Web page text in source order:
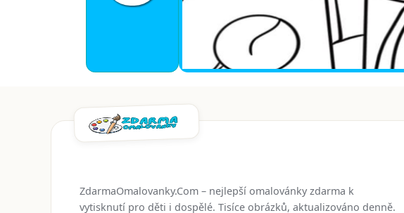
ZdarmaOmalovanky.Com – nejlepší omalovánky zdarma k
vytisknutí pro děti i dospělé. Tisíce obrázků, aktualizováno denně.